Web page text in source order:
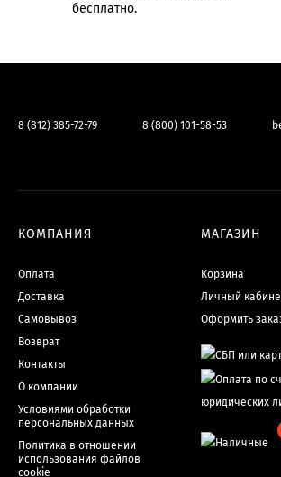
бесплатно.
8 (812) 385-72-79 8 (800) 101-58-53
КОМПАНИЯ
Оплата
Доставка
Самовывоз
Возврат
Контакты
О компании
Условиями обработки
персональных данных
Политика в отношении
использования файлов
cookie
МАГАЗИН
Корзина
Личный
Оформить